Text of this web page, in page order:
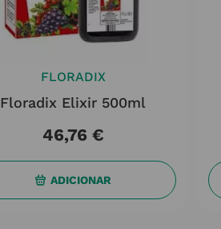
FLORADIX
Floradix Elixir 500ml
46,76 €
ADICIONAR